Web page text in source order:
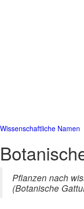
Wissenschaftliche Namen
Pflanzen nach
(Botanische